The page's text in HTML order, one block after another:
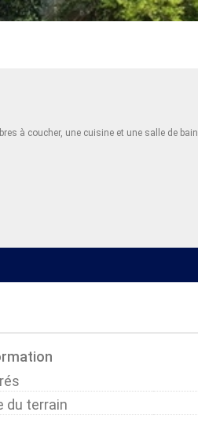
à coucher, une cuisine et une salle de bain.
du terrain